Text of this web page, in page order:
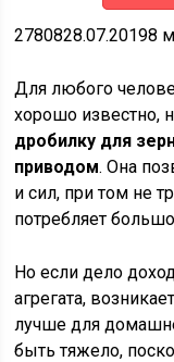
2780828.07.20198
Для любого
хорошо известно,
дробилку для
приводом. Она
и сил, при том не
потребляет
Но если дело
агрегата,
лучше для
быть тяжело,